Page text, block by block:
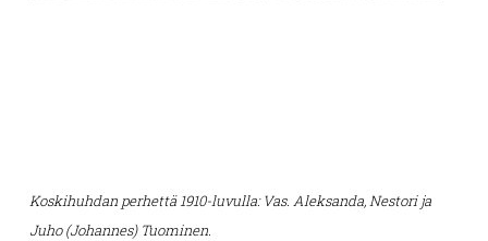
Koskihuhdan perhettä 1910-luvulla: Vas. Aleksanda, Nestori ja
Juho (Johannes) Tuominen.